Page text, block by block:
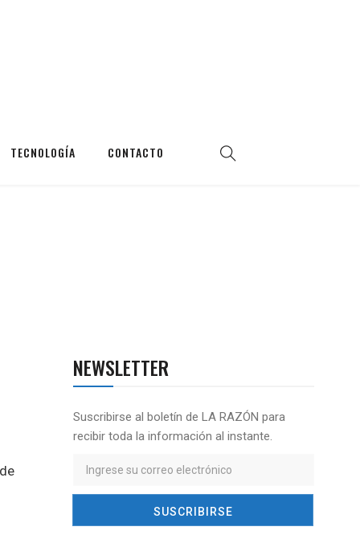
TECNOLOGÍA CONTACTO
NEWSLETTER
Suscribirse al boletín de LA RAZÓN para
recibir toda la información al instante.